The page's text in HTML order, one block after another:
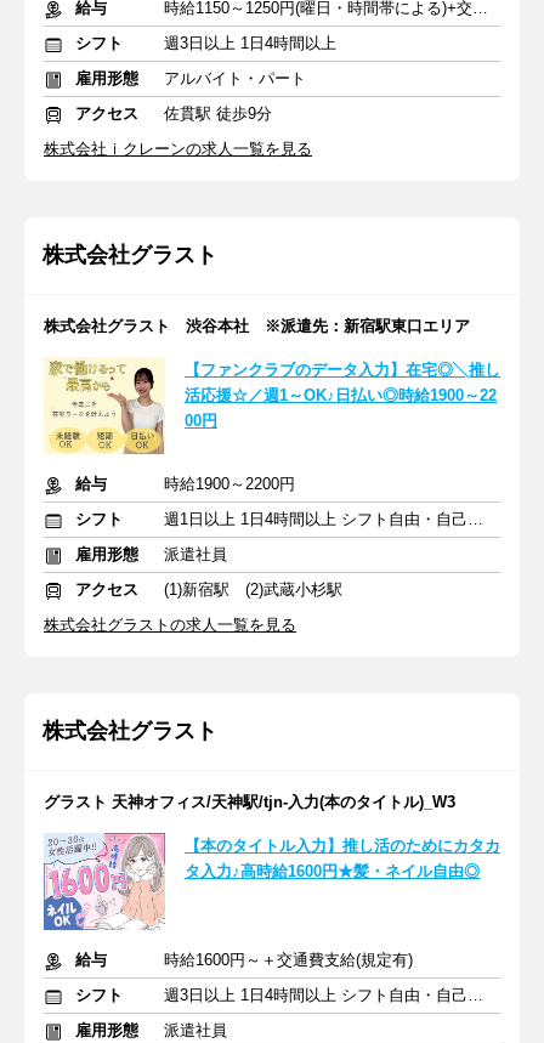
給与
時給1150～1250円(曜日・時間帯による)+交通費
シフト
週3日以上 1日4時間以上
雇用形態
アルバイト・パート
アクセス
佐貫駅 徒歩9分
株式会社ｉクレーンの求人一覧を見る
株式会社グラスト
株式会社グラスト 渋谷本社 ※派遣先：新宿駅東口エリア
【ファンクラブのデータ入力】在宅◎╲推し
活応援☆／週1～OK♪日払い◎時給1900～22
00円
給与
時給1900～2200円
シフト
週1日以上 1日4時間以上 シフト自由・自己申告
雇用形態
派遣社員
アクセス
(1)新宿駅 (2)武蔵小杉駅
株式会社グラストの求人一覧を見る
株式会社グラスト
グラスト 天神オフィス/天神駅/tjn-入力(本のタイトル)_W3
【本のタイトル入力】推し活のためにカタカ
タ入力♪高時給1600円★髪・ネイル自由◎
給与
時給1600円～＋交通費支給(規定有)
シフト
週3日以上 1日4時間以上 シフト自由・自己申告
雇用形態
派遣社員